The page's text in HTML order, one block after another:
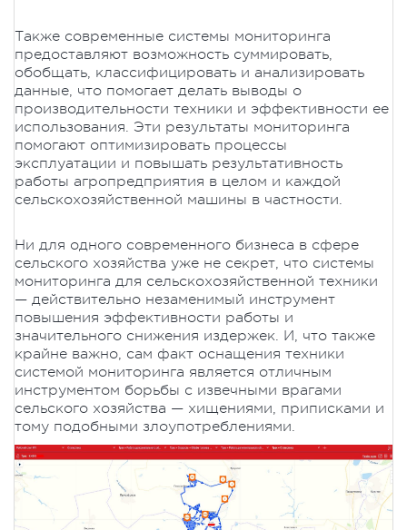
Также современные системы мониторинга
предоставляют возможность суммировать,
обобщать, классифицировать и анализировать
данные, что помогает делать выводы о
производительности техники и эффективности ее
использования. Эти результаты мониторинга
помогают оптимизировать процессы
эксплуатации и повышать результативность
работы агропредприятия в целом и каждой
сельскохозяйственной машины в частности.
Ни для одного современного бизнеса в сфере
сельского хозяйства уже не секрет, что системы
мониторинга для сельскохозяйственной техники
— действительно незаменимый инструмент
повышения эффективности работы и
значительного снижения издержек. И, что также
крайне важно, сам факт оснащения техники
системой мониторинга является отличным
инструментом борьбы с извечными врагами
сельского хозяйства — хищениями, приписками и
тому подобными злоупотреблениями.